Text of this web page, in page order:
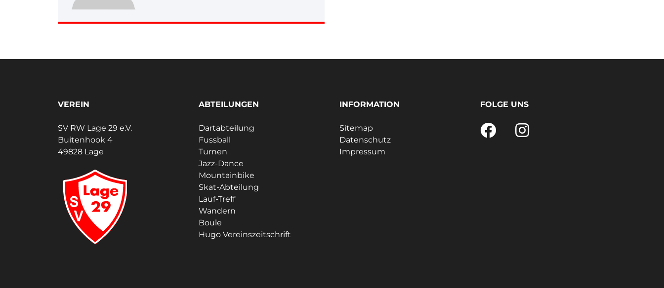
VEREIN
SV RW Lage 29 e.V.
Buitenhook 4
49828 Lage
ABTEILUNGEN
Dartabteilung
Fussball
Turnen
Jazz-Dance
Mountainbike
Skat-Abteilung
Lauf-Treff
Wandern
Boule
Hugo Vereinszeitschrift
INFORMATION
Sitemap
Datenschutz
Impressum
FOLGE UNS